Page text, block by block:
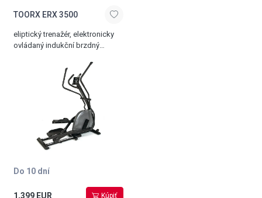
TOORX ERX 3500
eliptický trenažér, elektronicky
ovládaný indukční brzdný
kroku 51 cm, bohatá
programová nabídka, paměť
pro 4 osoby, Bluetooth rozhraní,
20 kg setrvačník, nosnost 160
Do 10 dní
1,399 EUR Kúpiť